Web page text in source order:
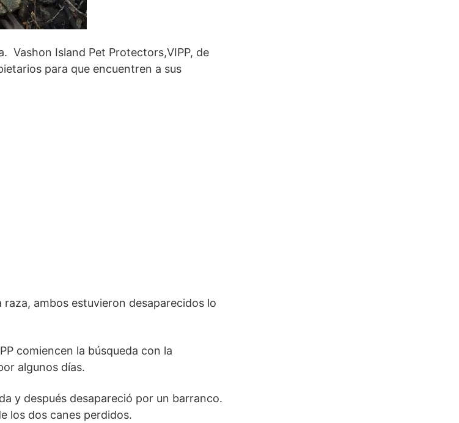
Vashon Island Pet Protectors,VIPP, de
para que encuentren a sus
ambos estuvieron desaparecidos lo
comiencen la búsqueda con la
algunos días.
y después desapareció por un barranco.
los dos canes perdidos.